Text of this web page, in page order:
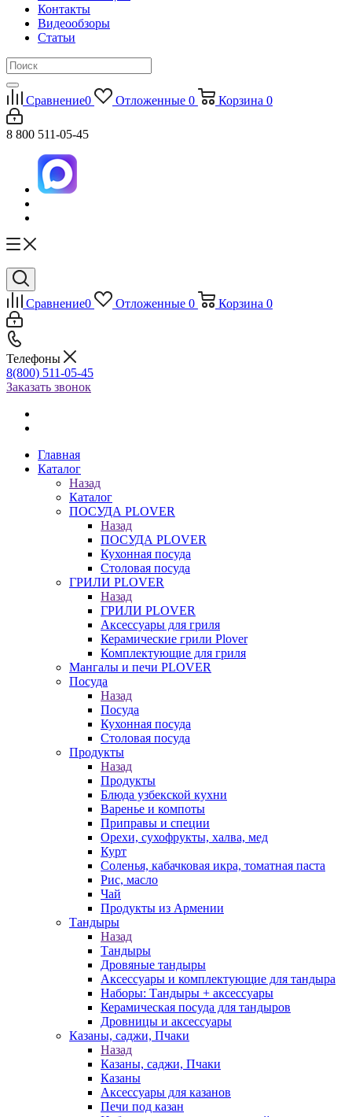
Контакты
Видеообзоры
Статьи
Сравнение0 Отложенные 0 Корзина 0
8 800 511-05-45
Сравнение0 Отложенные 0 Корзина 0
Телефоны
8(800) 511-05-45
Заказать звонок
Главная
Каталог
Назад
Каталог
ПОСУДА PLOVER
Назад
ПОСУДА PLOVER
Кухонная посуда
Столовая посуда
ГРИЛИ PLOVER
Назад
ГРИЛИ PLOVER
Аксессуары для гриля
Керамические грили Plover
Комплектующие для гриля
Мангалы и печи PLOVER
Посуда
Назад
Посуда
Кухонная посуда
Столовая посуда
Продукты
Назад
Продукты
Блюда узбекской кухни
Варенье и компоты
Приправы и специи
Орехи, сухофрукты, халва, мед
Курт
Соленья, кабачковая икра, томатная паста
Рис, масло
Чай
Продукты из Армении
Тандыры
Назад
Тандыры
Дровяные тандыры
Аксессуары и комплектующие для тандыра
Наборы: Тандыры + аксессуары
Керамическая посуда для тандыров
Дровницы и аксессуары
Казаны, саджи, Пчаки
Назад
Казаны, саджи, Пчаки
Казаны
Аксессуары для казанов
Печи под казан